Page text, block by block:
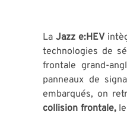
LaJazz e:HEV
technologies de
frontale grand-
panneaux de
embarqués, on
collision frontale,le